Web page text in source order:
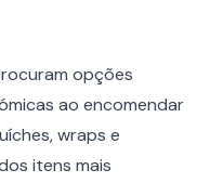
opções
ao encomendar
wraps e
itens mais